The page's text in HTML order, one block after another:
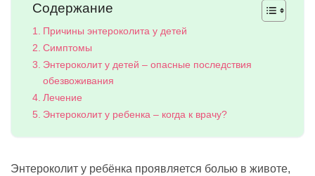
Содержание
Причины энтероколита у детей
Симптомы
Энтероколит у детей – опасные последствия
обезвоживания
Лечение
Энтероколит у ребенка – когда к врачу?
Энтероколит у ребёнка проявляется болью в животе,